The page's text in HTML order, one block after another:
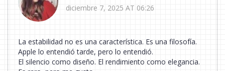
diciembre 7, 2025 AT 06:26
La estabilidad no es una característica. Es una filosofía.
Apple lo entendió tarde, pero lo entendió.
El silencio como diseño. El rendimiento como elegancia.